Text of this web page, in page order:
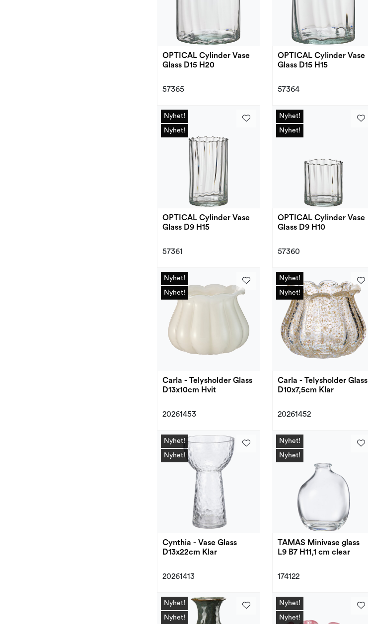
OPTICAL Cylinder Vase
Glass D15 H20
57365
OPTICAL Cylinder Vase
Glass D15 H15
57364
Nyhet!
Nyhet!
Nyhet!
Nyhet!
OPTICAL Cylinder Vase
Glass D9 H15
57361
Nyhet!
Nyhet!
Nyhet!
Nyhet!
OPTICAL Cylinder Vase
Glass D9 H10
57360
Nyhet!
Nyhet!
Nyhet!
Nyhet!
Carla - Telysholder Glass
D13x10cm Hvit
20261453
Nyhet!
Nyhet!
Nyhet!
Nyhet!
Carla - Telysholder Glass
D10x7,5cm Klar
20261452
Nyhet!
Nyhet!
Cynthia - Vase Glass
D13x22cm Klar
20261413
Nyhet!
Nyhet!
TAMAS Minivase glass
L9 B7 H11,1 cm clear
174122
Nyhet!
Nyhet!
Nyhet!
Nyhet!